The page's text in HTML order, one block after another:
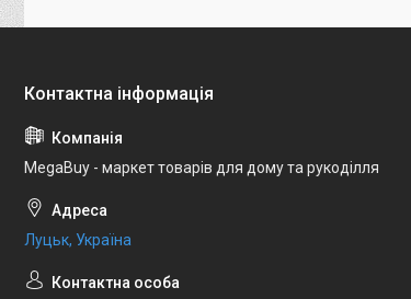
MegaBuy - маркет товарів для дому та рукоділля
Луцьк, Україна